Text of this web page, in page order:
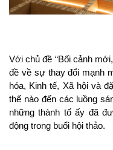
Với chủ đề “Bối cảnh
đề về sự thay đổi mạnh
hóa, Kinh tế, Xã hội và
thế nào đến các luồng
những thành tố ấy đã
động trong buổi hội thảo.